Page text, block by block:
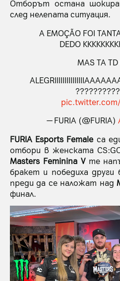
Отборът остана
след нелепата ситуация.
A EMOÇÃO FOI
DEDO
MAS TA TD
— FURIA (@FURIA)
FURIA Esports Female са
отбори в женската
Masters Feminina Vте
бракет и победиха други
преди да се наложат над
финал.